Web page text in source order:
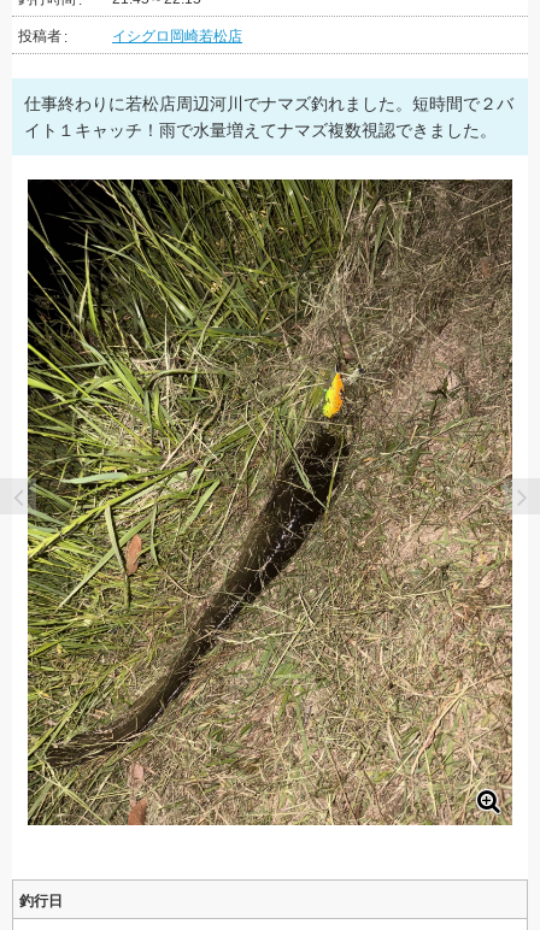
投稿者 イシグロ岡崎若松店
仕事終わりに若松店周辺河川でナマズ釣れました。短時間で２バ
イト１キャッチ！雨で水量増えてナマズ複数視認できました。
釣行日